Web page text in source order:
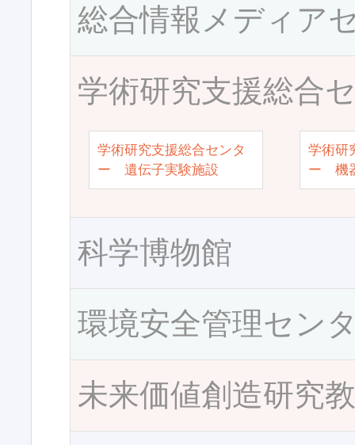
総合情報メディア
学術研究支援総合
学術研究支援総合センタ
ー 遺伝子実験施設
学術研
ー 機
科学博物館
環境安全管理セン
未来価値創造研究